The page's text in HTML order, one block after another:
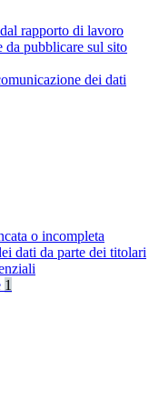
rapporto di lavoro
da pubblicare sul sito
dei dati
o incompleta
dati da parte dei titolari
1